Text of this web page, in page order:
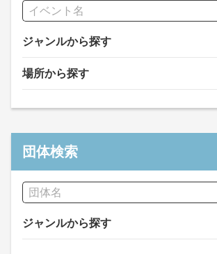
ジャンルから探す
場所から探す
団体検索
ジャンルから探す